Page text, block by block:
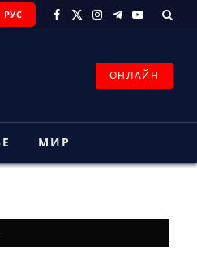
РУС
Facebook
X
Instagram
Telegram
YouTube
ОНЛАЙН
МИР